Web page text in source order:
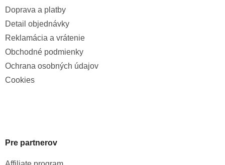
Doprava a platby
Detail objednávky
Reklamácia a vrátenie
Obchodné podmienky
Ochrana osobných údajov
Cookies
Pre partnerov